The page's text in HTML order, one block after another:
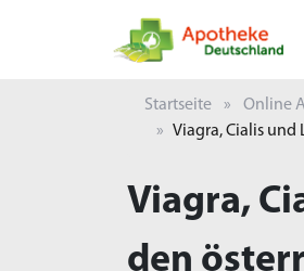
Startseite Online
Viagra, Cialis
Viagra,
den